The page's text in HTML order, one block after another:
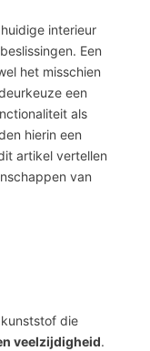
interieur
Een
het misschien
een
als
hierin een
artikel vertellen
van
die
veelzijdigheid.